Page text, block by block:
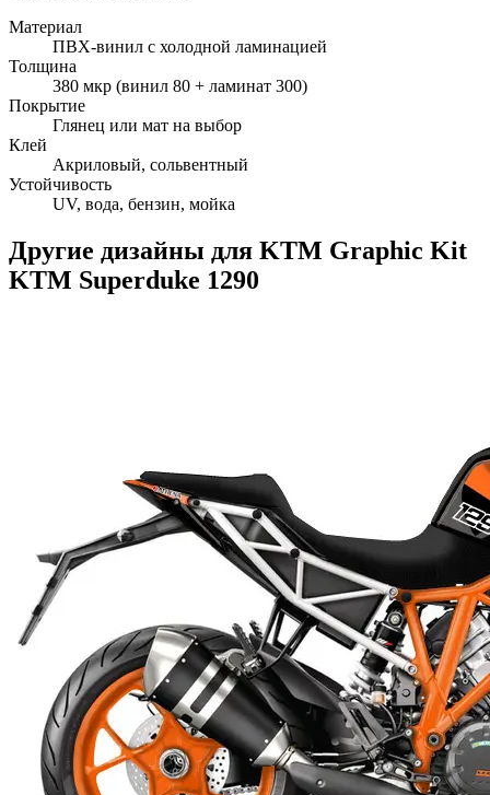
Материал
ПВХ-винил с холодной ламинацией
Толщина
380 мкр (винил 80 + ламинат 300)
Покрытие
Глянец или мат на выбор
Клей
Акриловый, сольвентный
Устойчивость
UV, вода, бензин, мойка
Другие дизайны для KTM Graphic Kit
KTM Superduke 1290